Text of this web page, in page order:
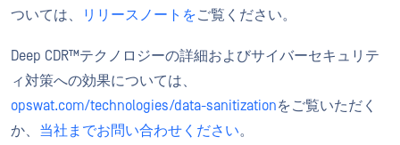
ついては、
リリースノートをご覧ください。
Deep CDR™テクノロジーの詳細およびサイバーセキュリテ
ィ対策への効果については、
opswat.com/technologies/data-sanitizationをご覧いただく
か、 当社までお問い合わせください。